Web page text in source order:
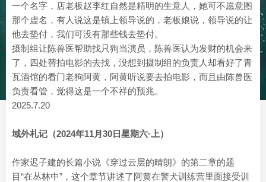
一个名字，店老板赵李红自然是精明的生意人，她可不愿意图
那个虚名，有人说这是镇上领导说的，老板娘说，领导说的让
他去垫付，我们可没有那些钱去垫付。
摄制组让陈兽医帮助找只狗当演员，陈兽医认为发财的机会来
了，四处替拍电影的去找，没想到摄制组的负责人却看好了青
瓦酒馆的看门老狗阿黄，阿黄听说要去拍电影，而且由陈兽医
负责看管，觉得这是一个不祥的预兆。
2025.7.20
域外札记（2024年11月30日星期六·上）
作家迟子建的长篇小说《穿过云层的晴朗》的第二章的题
目“在丛林中”，这个章节讲述了阿黄在警犬训练营里面接受训